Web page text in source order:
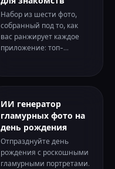
Набор из шести фото,
собранный под то, как
вас ранжирует каждое
приложение: топ-...
ИИ генератор
гламурных фото на
день рождения
Отпразднуйте день
рождения с роскошными
гламурными портретами.